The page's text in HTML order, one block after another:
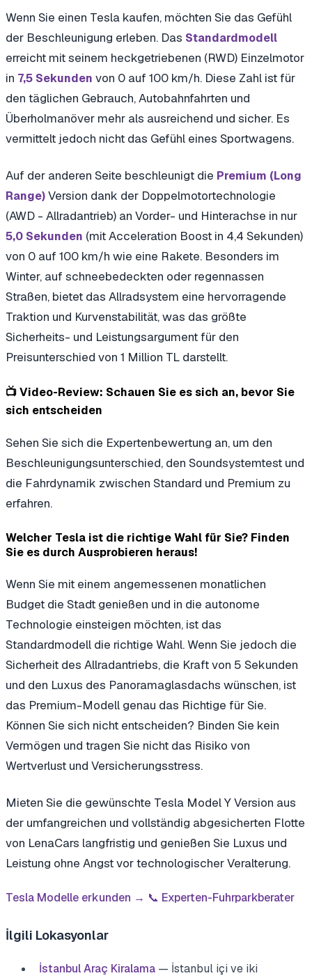
Wenn Sie einen Tesla kaufen, möchten Sie das Gefühl
der Beschleunigung erleben. Das Standardmodell
erreicht mit seinem heckgetriebenen (RWD) Einzelmotor
in 7,5 Sekunden von 0 auf 100 km/h. Diese Zahl ist für
den täglichen Gebrauch, Autobahnfahrten und
Überholmanöver mehr als ausreichend und sicher. Es
vermittelt jedoch nicht das Gefühl eines Sportwagens.
Auf der anderen Seite beschleunigt die Premium (Long
Range)Version dank der Doppelmotortechnologie
(AWD - Allradantrieb) an Vorder- und Hinterachse in nur
5,0 Sekunden (mit Acceleration Boost in 4,4 Sekunden)
von 0 auf 100 km/h wie eine Rakete. Besonders im
Winter, auf schneebedeckten oder regennassen
Straßen, bietet das Allradsystem eine hervorragende
Traktion und Kurvenstabilität, was das größte
Sicherheits- und Leistungsargument für den
Preisunterschied von 1 Million TL darstellt.
📺 Video-Review: Schauen Sie es sich an, bevor Sie
sich entscheiden
Sehen Sie sich die Expertenbewertung an, um den
Beschleunigungsunterschied, den Soundsystemtest und
die Fahrdynamik zwischen Standard und Premium zu
erfahren.
Welcher Tesla ist die richtige Wahl für Sie? Finden
Sie es durch Ausprobieren heraus!
Wenn Sie mit einem angemessenen monatlichen
Budget die Stadt genießen und in die autonome
Technologie einsteigen möchten, ist das
Standardmodell die richtige Wahl. Wenn Sie jedoch die
Sicherheit des Allradantriebs, die Kraft von 5 Sekunden
und den Luxus des Panoramaglasdachs wünschen, ist
das Premium-Modell genau das Richtige für Sie.
Können Sie sich nicht entscheiden? Binden Sie kein
Vermögen und tragen Sie nicht das Risiko von
Wertverlust und Versicherungsstress.
Mieten Sie die gewünschte Tesla Model Y Version aus
der umfangreichen und vollständig abgesicherten Flotte
von LenaCars langfristig und genießen Sie Luxus und
Leistung ohne Angst vor technologischer Veralterung.
Tesla Modelle erkunden → 📞 Experten-Fuhrparkberater
İlgili Lokasyonlar
İstanbul Araç Kiralama — İstanbul içi ve iki